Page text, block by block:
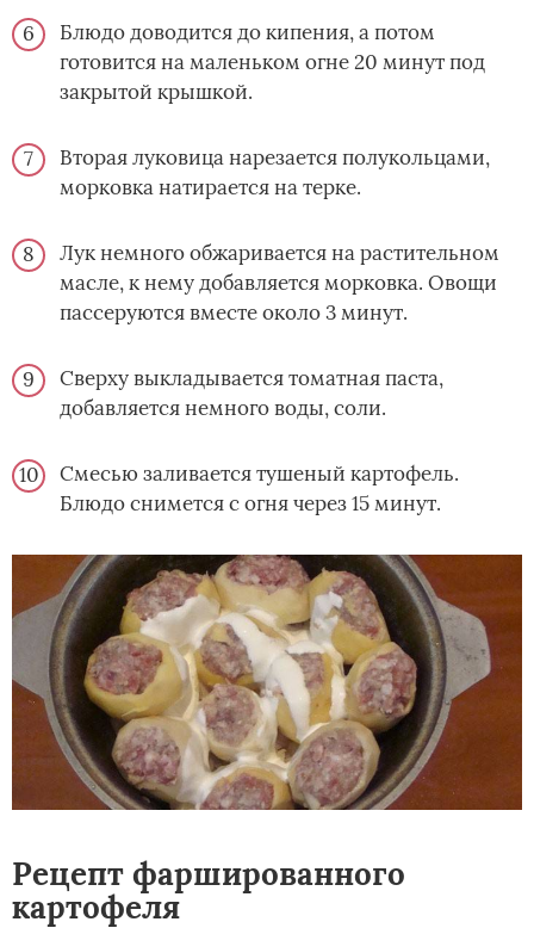
Блюдо доводится до кипения, а потом
готовится на маленьком огне 20 минут под
закрытой крышкой.
Вторая луковица нарезается полукольцами,
морковка натирается на терке.
Лук немного обжаривается на растительном
масле, к нему добавляется морковка. Овощи
пассеруются вместе около 3 минут.
Сверху выкладывается томатная паста,
добавляется немного воды, соли.
Смесью заливается тушеный картофель.
Блюдо снимется с огня через 15 минут.
Рецепт фаршированного
картофеля